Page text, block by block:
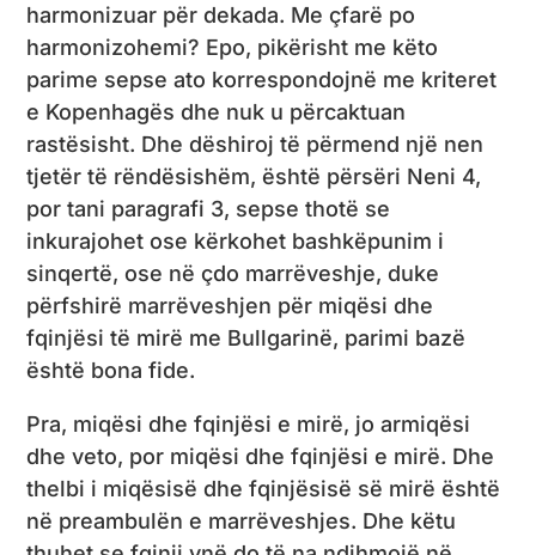
harmonizuar për dekada. Me çfarë po
harmonizohemi? Epo, pikërisht me këto
parime sepse ato korrespondojnë me kriteret
e Kopenhagës dhe nuk u përcaktuan
rastësisht. Dhe dëshiroj të përmend një nen
tjetër të rëndësishëm, është përsëri Neni 4,
por tani paragrafi 3, sepse thotë se
inkurajohet ose kërkohet bashkëpunim i
sinqertë, ose në çdo marrëveshje, duke
përfshirë marrëveshjen për miqësi dhe
fqinjësi të mirë me Bullgarinë, parimi bazë
është bona fide.
Pra, miqësi dhe fqinjësi e mirë, jo armiqësi
dhe veto, por miqësi dhe fqinjësi e mirë. Dhe
thelbi i miqësisë dhe fqinjësisë së mirë është
në preambulën e marrëveshjes. Dhe këtu